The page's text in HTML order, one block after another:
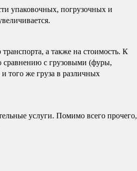
упаковочных, погрузочных и
а также на стоимость. К
сравнению с грузовыми (фуры,
того же груза в различных
услуги. Помимо всего прочего,